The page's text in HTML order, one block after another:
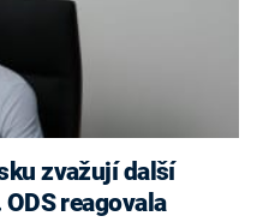
reagovala